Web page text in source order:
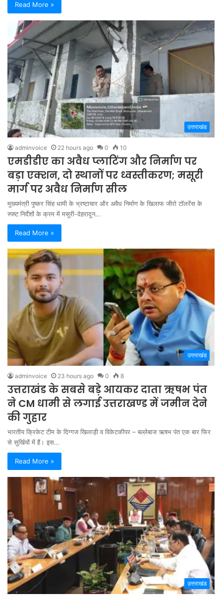
Read More »
उत्तराखंड
adminvoice 22 hours ago 0 10
एमडीडीए का अवैध प्लाटिंग और निर्माण पर
बड़ा एक्शन, दो स्थानों पर ध्वस्तीकरण; मसूरी
मार्ग पर अवैध निर्माण सील
मुख्यमंत्री पुष्कर सिंह धामी के भ्रष्टाचार और अवैध निर्माण के खिलाफ जीरो टॉलरेंस के
स्पष्ट निर्देशों के क्रम में मसूरी-देहरादून…
Read More »
उत्तराखंड
adminvoice 23 hours ago 0 8
उत्तराखंड के सबसे बड़े आयकर दाता ऋषभ पंत
ने CM धामी से लगाई उत्तराखण्ड में जमीन देने
की गुहार
भारतीय क्रिकेट टीम के दिग्गज खिलाड़ी व विकेटकीपर – बल्लेबाज ऋषभ पंत एक बार फिर
से सुर्खियों में हैं। इस…
Read More »
उत्तराखंड